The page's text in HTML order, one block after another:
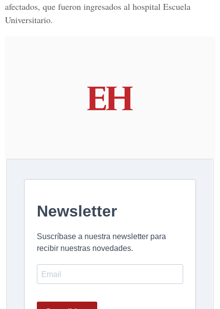
afectados, que fueron ingresados al hospital Escuela
Universitario.